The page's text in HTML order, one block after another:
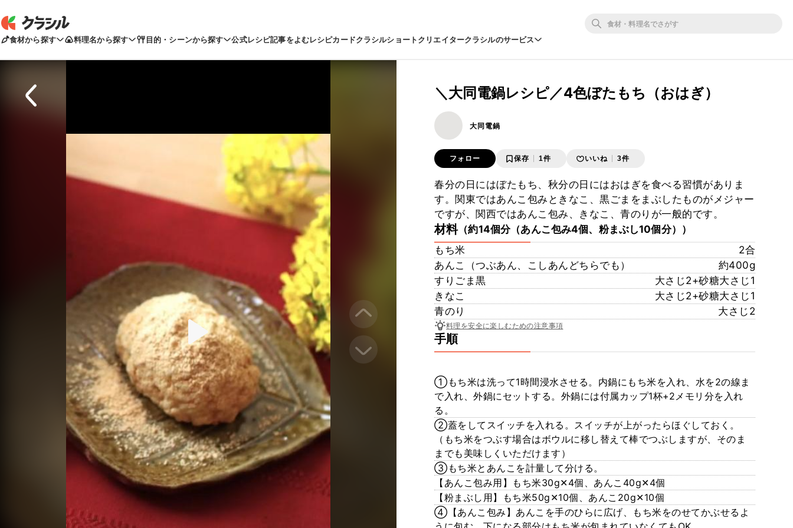
食材から探す 料理名から探す 目的・シーンから探す 公式レシピ記事をよむレシピカードクラシルショートクリエイタークラシルのサービス
＼大同電鍋レシピ／4色ぼたもち（おはぎ）
大同電鍋
フォロー 保存 1件 いいね 3件
春分の日にはぼたもち、秋分の日にはおはぎを食べる習慣がありま
す。関東ではあんこ包みときなこ、黒ごまをまぶしたものがメジャー
ですが、関西ではあんこ包み、きなこ、青のりが一般的です。
材料（約14個分（あんこ包み4個、粉まぶし10個分））
もち米
2合
あんこ（つぶあん、こしあんどちらでも）
約400g
すりごま黒
大さじ2+砂糖大さじ1
きなこ
大さじ2+砂糖大さじ1
青のり
大さじ2
料理を安全に楽しむための注意事項
手順
①もち米は洗って1時間浸水させる。内鍋にもち米を入れ、水を2の線ま
で入れ、外鍋にセットする。外鍋には付属カップ1杯+2メモリ分を入れ
る。
②蓋をしてスイッチを入れる。スイッチが上がったらほぐしておく。
（もち米をつぶす場合はボウルに移し替えて棒でつぶしますが、そのま
までも美味しくいただけます）
③もち米とあんこを計量して分ける。
【あんこ包み用】もち米30g✕4個、あんこ40g✕4個
【粉まぶし用】もち米50g✕10個、あんこ20g✕10個
④【あんこ包み】あんこを手のひらに広げ、もち米をのせてかぶせるよ